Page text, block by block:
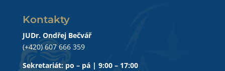
Kontakty
JUDr. Ondřej Bečvář
(+420) 607 666 359
Sekretariát: po – pá | 9:00 – 17:00